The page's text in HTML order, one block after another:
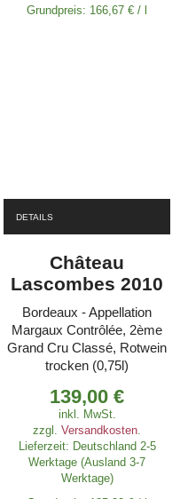
Grundpreis: 166,67€ /
DETAILS
Château
Lascombes 2010
Bordeaux - Appellation
Margaux Contrôlée, 2ème
Grand Cru Classé, Rotwein
trocken (0,75l)
139,00€
inkl. MwSt.
zzgl.Versandkosten.
Lieferzeit: Deutschland 2-5
Werktage (Ausland 3-7
Werktage)